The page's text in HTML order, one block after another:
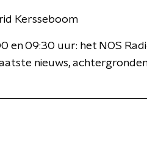
Kersseboom
en 09:30 uur: het NOS
nieuws,